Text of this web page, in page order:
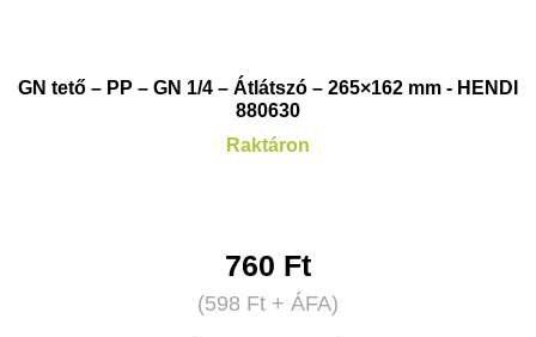
GN tető – PP – GN 1/4 – Átlátszó – 265×162 mm - HENDI
880630
Raktáron
760 Ft
(598 Ft + ÁFA)